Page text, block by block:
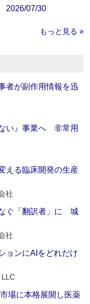
2026/07/30
もっと見る »
者が副作用情報を迅
い』事業へ 非常用
える臨床開発の生産
社
なぐ「翻訳者」に 城
社
ョンにAIをどれだけ
場に本格展開し医薬